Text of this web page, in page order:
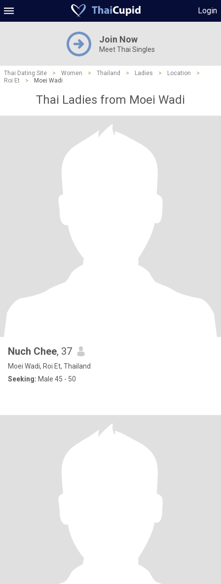
Login
Join Now
Meet Thai Singles
Thai Dating Site > Women > Thailand > Ladies > Location
>
Roi Et
> Moei Wadi
Thai Ladies from Moei Wadi
Nuch Chee, 37
Moei Wadi, Roi Et, Thailand
Seeking: Male 45 - 50